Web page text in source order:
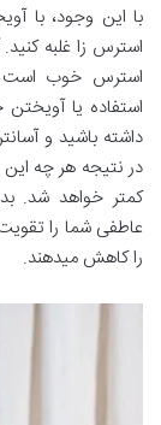
با این وجود، با
استرس زا غلبه
استرس خوب است
استفاده یا
داشته باشید و
در نتیجه هر چه این
کمتر خواهد شد.
عاطفی شما را
را کاهش میدهند.